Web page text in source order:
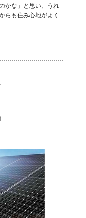
かな」と思い、うれ
らも住み心地がよく